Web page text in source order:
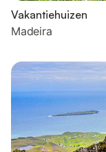
Vakantiehuizen
Madeira